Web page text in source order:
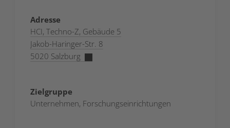
Adresse
HCI, Techno-Z, Gebäude 5
Jakob-Haringer-Str. 8
5020 Salzburg
Zielgruppe
Unternehmen, Forschungseinrichtungen